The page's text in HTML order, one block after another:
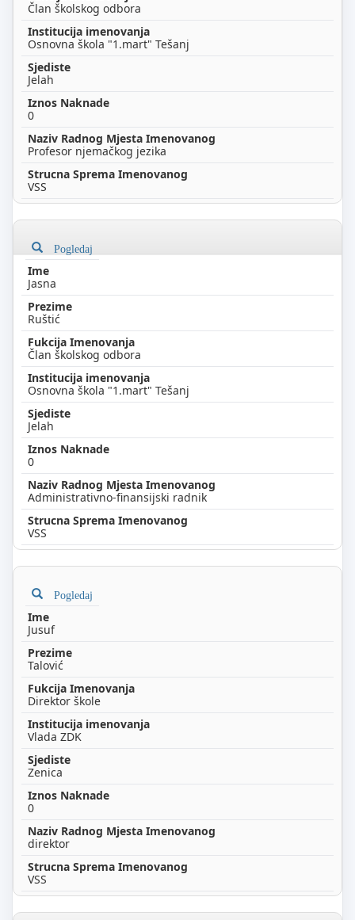
Član školskog odbora
Osnovna škola "1.mart" Tešanj
Jelah
0
Profesor njemačkog jezika
VSS
Pogledaj
Jasna
Ruštić
Član školskog odbora
Osnovna škola "1.mart" Tešanj
Jelah
0
Administrativno-finansijski radnik
VSS
Pogledaj
Jusuf
Talović
Direktor škole
Vlada ZDK
Zenica
0
direktor
VSS